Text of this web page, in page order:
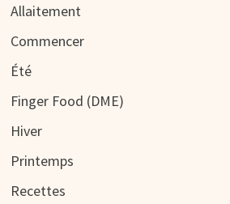
Allaitement
Commencer
Été
Finger Food (DME)
Hiver
Printemps
Recettes